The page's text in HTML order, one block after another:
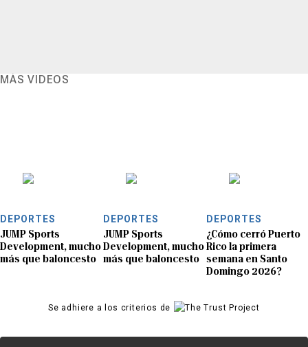
MÁS VIDEOS
DEPORTES
JUMP Sports
Development, mucho
más que baloncesto
DEPORTES
JUMP Sports
Development, mucho
más que baloncesto
DEPORTES
¿Cómo cerró Puerto
Rico la primera
semana en Santo
Domingo 2026?
Se adhiere a los criterios de